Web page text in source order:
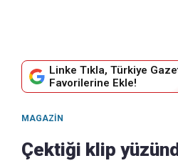
Linke Tıkla, Türkiye
Favorilerine Ekle!
MAGAZIN
Çektiği klip